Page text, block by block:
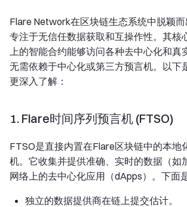
Flare Network在区块链生态系统中脱颖
专注于无信任数据获取和互操作性。其核
上的智能合约能够访问各种去中心化和真
无需依赖于中心化或第三方预言机。以下
更深入了解：
1. Flare时间序列预言机 (FTSO)
FTSO是直接内置在Flare区块链中的本地
机。它收集并提供准确、实时的数据（如
网络上的去中心化应用（dApps）。下面
独立的数据提供商在链上提交估计。